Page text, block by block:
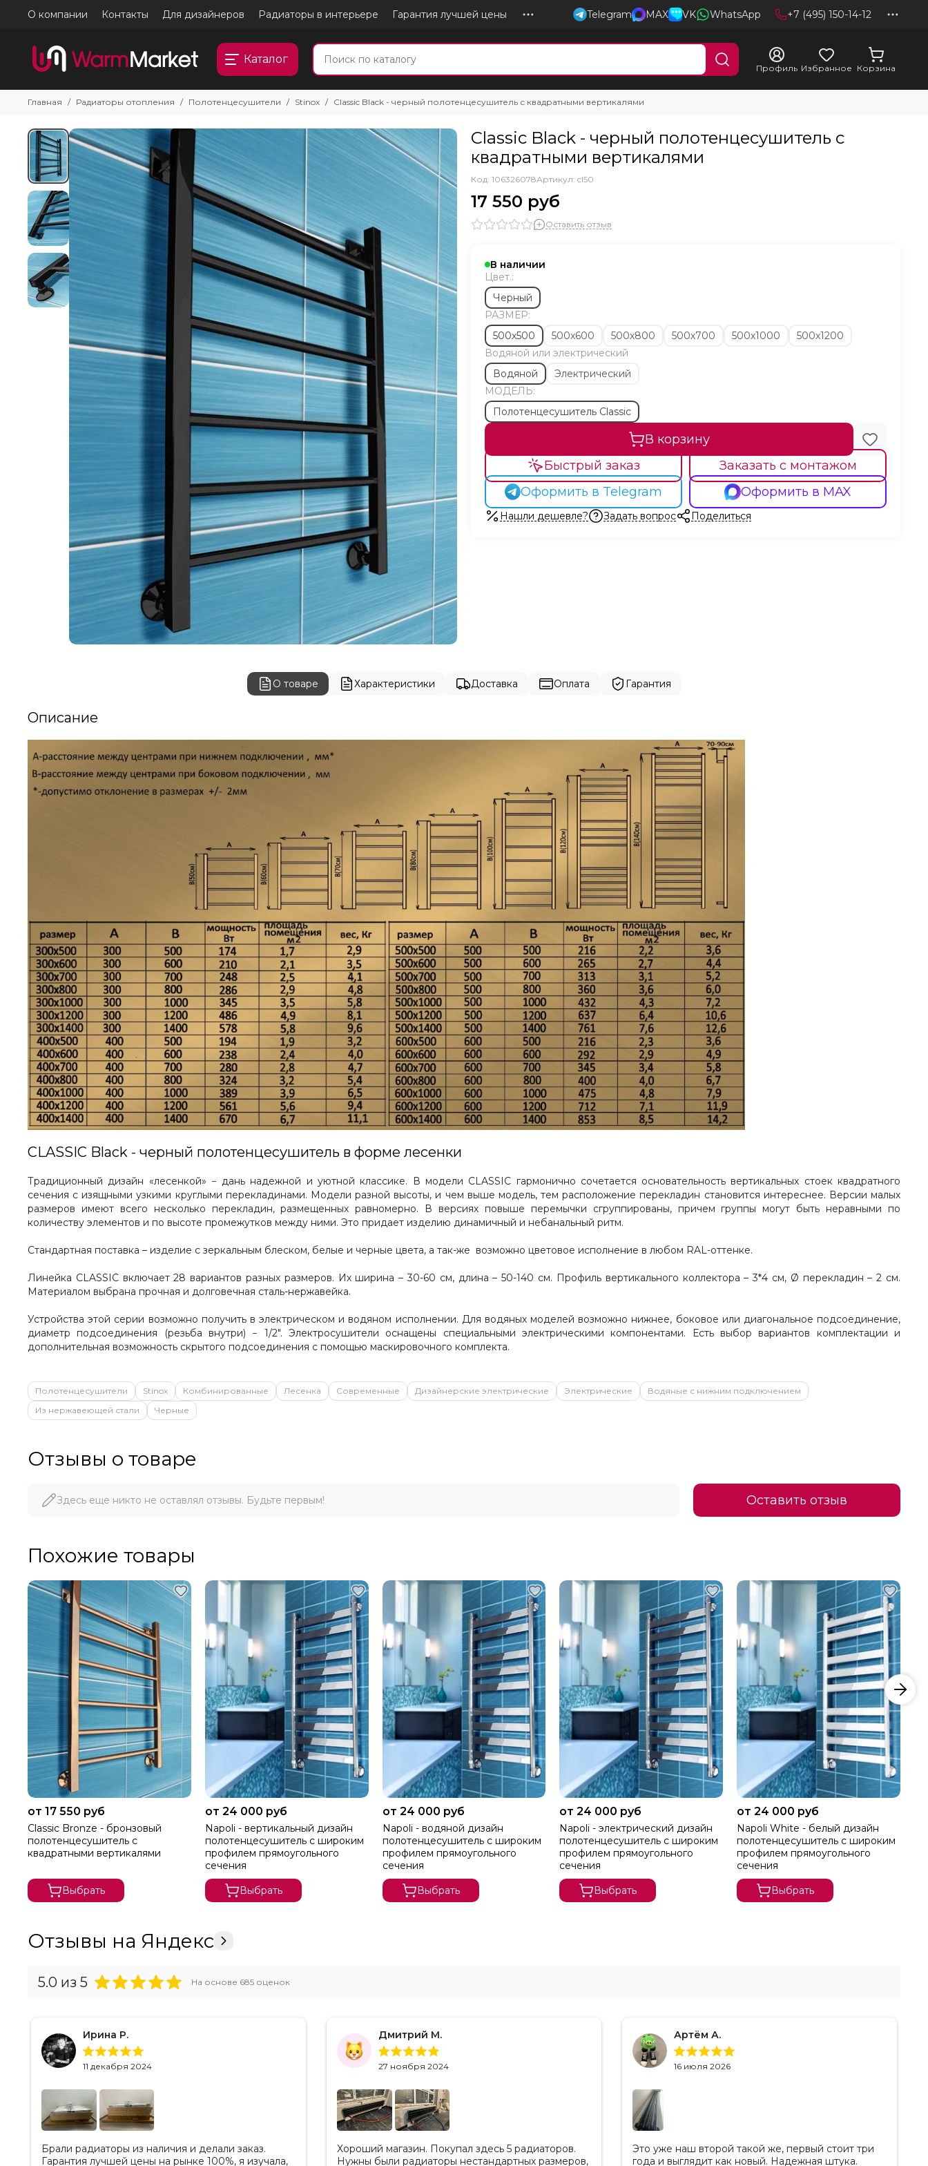
О компании Контакты Для дизайнеров Радиаторы в интерьере Гарантия лучшей цены Telegram MAX VK WhatsApp +7 (495) 150-14-12
Каталог
Профиль Избранное Корзина
Главная Радиаторы отопления Полотенцесушители Stinox Classic Black - черный полотенцесушитель с квадратными вертикалями
Classic Black - черный полотенцесушитель с
квадратными вертикалями
Код: 106326078Артикул: cl50
17 550 руб
Оставить отзыв
В наличии
Цвет.:
Черный
РАЗМЕР:
500х500
500х600 500х800 500х700 500х1000
500х1200
Водяной или электрический
Водяной
Электрический
МОДЕЛЬ:
Полотенцесушитель Classic
В корзину
Быстрый заказ
Заказать с монтажом
Оформить в Telegram
Оформить в MAX
Нашли дешевле? Задать вопрос Поделиться
О товаре Характеристики Доставка Оплата Гарантия
Описание
CLASSIC Black - черный полотенцесушитель в форме лесенки
Традиционный дизайн «лесенкой» − дань надежной и уютной классике. В модели CLASSIC гармонично сочетается основательность вертикальных стоек квадратного
сечения с изящными узкими круглыми перекладинами. Модели разной высоты, и чем выше модель, тем расположение перекладин становится интереснее. Версии малых
размеров имеют всего несколько перекладин, размещенных равномерно. В версиях повыше перемычки сгруппированы, причем группы могут быть неравными по
количеству элементов и по высоте промежутков между ними. Это придает изделию динамичный и небанальный ритм.
Стандартная поставка – изделие с зеркальным блеском, белые и черные цвета, а так-же возможно цветовое исполнение в любом RAL-оттенке.
Линейка CLASSIC включает 28 вариантов разных размеров. Их ширина – 30-60 см, длина – 50-140 см. Профиль вертикального коллектора – 3*4 см, Ø перекладин – 2 см.
Материалом выбрана прочная и долговечная сталь-нержавейка.
Устройства этой серии возможно получить в электрическом и водяном исполнении. Для водяных моделей возможно нижнее, боковое или диагональное подсоединение,
диаметр подсоединения (резьба внутри) − 1/2". Электросушители оснащены специальными электрическими компонентами. Есть выбор вариантов комплектации и
дополнительная возможность скрытого подсоединения с помощью маскировочного комплекта.
Полотенцесушители Stinox Комбинированные Лесенка Современные Дизайнерские электрические Электрические
Водяные с нижним подключением
Из нержавеющей стали
Черные
Отзывы о товаре
Здесь еще никто не оставлял отзывы. Будьте первым! Оставить отзыв
Похожие товары
от 17 550 руб
Classic Bronze - бронзовый
полотенцесушитель с
квадратными вертикалями
Выбрать
от 24 000 руб
Napoli - вертикальный дизайн
полотенцесушитель с широким
профилем прямоугольного
сечения
Выбрать
от 24 000 руб
Napoli - водяной дизайн
полотенцесушитель с широким
профилем прямоугольного
сечения
Выбрать
от 24 000 руб
Napoli - электрический дизайн
полотенцесушитель с широким
профилем прямоугольного
сечения
Выбрать
от 24 000 руб
Napoli White - белый дизайн
полотенцесушитель с широким
профилем прямоугольного
сечения
Выбрать
Отзывы на Яндекс
5.0 из 5 На основе 685 оценок
Ирина Р.
11 декабря 2024
Брали радиаторы из наличия и делали заказ.
Гарантия лучшей цены на рынке 100%, я изучала,
Дмитрий М.
27 ноября 2024
Хороший магазин. Покупал здесь 5 радиаторов.
Нужны были радиаторы нестандартных размеров,
Артём А.
16 июля 2026
Это уже наш второй такой же, первый стоит три
года и выглядит как новый. Надежная штука.